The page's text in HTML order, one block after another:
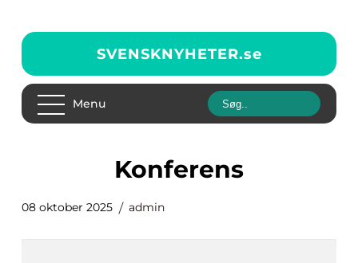
SVENSKNYHETER.se
Menu
konferens
08 oktober 2025 admin